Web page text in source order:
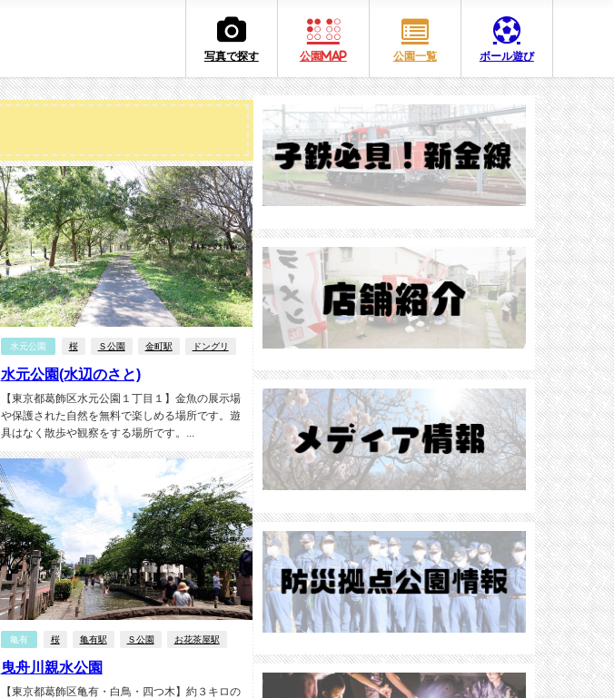
写真で探す 公園MAP 公園一覧 ボール遊び
水元公園 桜 Ｓ公園 金町駅 ドングリ
水元公園(水辺のさと)
【東京都葛飾区水元公園１丁目１】金魚の展示場
や保護された自然を無料で楽しめる場所です。遊
具はなく散歩や観察をする場所です。...
亀有 桜 亀有駅 Ｓ公園 お花茶屋駅
曳舟川親水公園
【東京都葛飾区亀有・白鳥・四つ木】約３キロの